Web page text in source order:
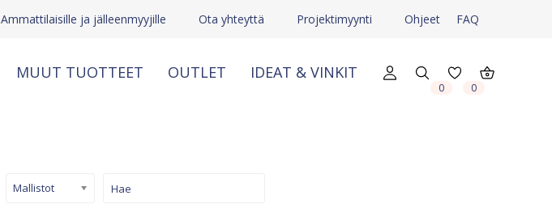
Ammattilaisille ja jälleenmyyjille Ota yhteyttä Projektimyynti Ohjeet FAQ
MUUT TUOTTEET OUTLET IDEAT & VINKIT
0 0
Mallistot